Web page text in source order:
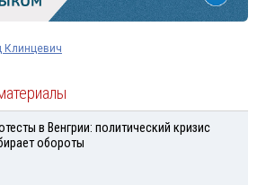
Клинцевич
в Венгрии: политический кризис
обороты